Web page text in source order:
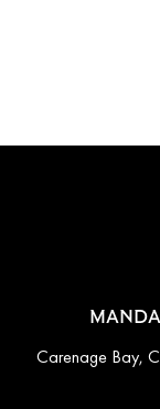
Carenage Bay,